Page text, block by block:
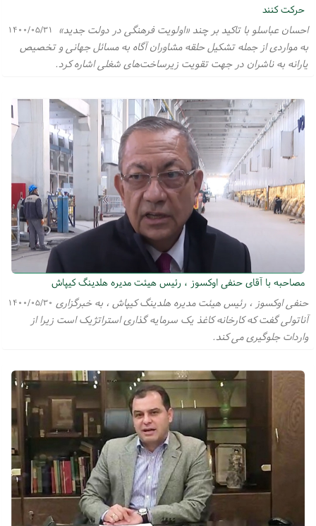
حرکت کنند
۱۴۰۰/۰۵/۳۱
احسان عباسلو با تاکید بر چند «اولویت فرهنگی در دولت جدید»
به مواردی از جمله تشکیل حلقه مشاوران آگاه به مسائل جهانی و تخصیص
یارانه به ناشران در جهت تقویت زیرساخت‌های شغلی اشاره کرد.
مصاحبه با آقای حنفی اوکسوز ، رئیس هیئت مدیره هلدینگ کیپاش
۱۴۰۰/۰۵/۳۰ حنفی اوکسوز ، رئیس هیئت مدیره هلدینگ کیپاش ، به خبرگزاری
آناتولی گفت که کارخانه کاغذ یک سرمایه گذاری استراتژیک است زیرا از
واردات جلوگیری می کند.